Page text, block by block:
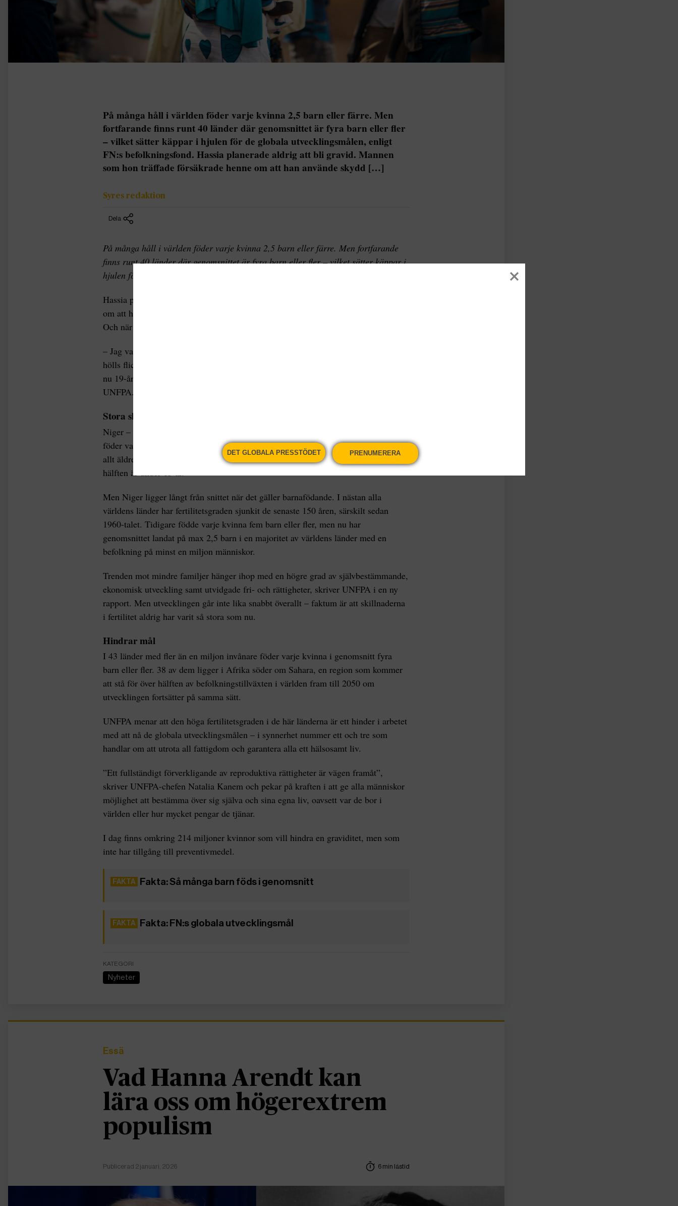
På många håll i världen föder varje kvinna 2,5 barn eller färre. Men
fortfarande finns runt 40 länder där genomsnittet är fyra barn eller fler
– vilket sätter käppar i hjulen för de globala utvecklingsmålen, enligt
FN:s befolkningsfond. Hassia planerade aldrig att bli gravid. Mannen
som hon träffade försäkrade henne om att han använde skydd […]
Syres redaktion
Dela
På många håll i världen föder varje kvinna 2,5 barn eller färre. Men fortfarande
finns runt 40 länder där genomsnittet är fyra barn eller fler – vilket sätter käppar i
hjulen för de globala utvecklingsmålen, enligt FN:s befolkningsfond.
Hassia planerade aldrig att bli gravid. Mannen som hon träffade försäkrade henne
om att han använde skydd – men när hon blev med barn så lämnade han henne.
Och när Hassias farmor upptäckte den växande magen slängde hon ut sitt barnbarn.
– Jag var ignorant när det kommer till sex. På barnhemmet [där hon växte upp]
hölls flickar och pojkar åtskilda och jag blev aldrig informerad om riskerna, säger
nu 19-åriga Hassia, vars son Oumou har fyllt tre år, till FN:s befolkningsfond
UNFPA.
Stora skillnader
Niger – där Hassia bor – har den högsta fertilitetsgraden i världen, på landsbygden
föder varje kvinna i genomsnitt 8,1 barn. Medan många västländer tampas med en
allt äldre befolkning står man här inför en motsatt situation, med en befolkning där
hälften är under 15 år.
Men Niger ligger långt från snittet när det gäller barnafödande. I nästan alla
världens länder har fertilitetsgraden sjunkit de senaste 150 åren, särskilt sedan
1960-talet. Tidigare födde varje kvinna fem barn eller fler, men nu har
genomsnittet landat på max 2,5 barn i en majoritet av världens länder med en
befolkning på minst en miljon människor.
Trenden mot mindre familjer hänger ihop med en högre grad av självbestämmande,
ekonomisk utveckling samt utvidgade fri- och rättigheter, skriver UNFPA i en ny
rapport. Men utvecklingen går inte lika snabbt överallt – faktum är att skillnaderna
i fertilitet aldrig har varit så stora som nu.
Hindrar mål
I 43 länder med fler än en miljon invånare föder varje kvinna i genomsnitt fyra
barn eller fler. 38 av dem ligger i Afrika söder om Sahara, en region som kommer
att stå för över hälften av befolkningstillväxten i världen fram till 2050 om
utvecklingen fortsätter på samma sätt.
UNFPA menar att den höga fertilitetsgraden i de här länderna är ett hinder i arbetet
med att nå de globala utvecklingsmålen – i synnerhet nummer ett och tre som
handlar om att utrota all fattigdom och garantera alla ett hälsosamt liv.
”Ett fullständigt förverkligande av reproduktiva rättigheter är vägen framåt”,
skriver UNFPA-chefen Natalia Kanem och pekar på kraften i att ge alla människor
möjlighet att bestämma över sig själva och sina egna liv, oavsett var de bor i
världen eller hur mycket pengar de tjänar.
I dag finns omkring 214 miljoner kvinnor som vill hindra en graviditet, men som
inte har tillgång till preventivmedel.
Fakta: Så många barn föds i genomsnitt
Fakta: FN:s globala utvecklingsmål
KATEGORI
Nyheter
Essä
Vad Hanna Arendt kan
lära oss om högerextrem
populism
Publicerad 2 januari, 2026 6 min lästid
DET GLOBALA PRESSTÖDET PRENUMERERA